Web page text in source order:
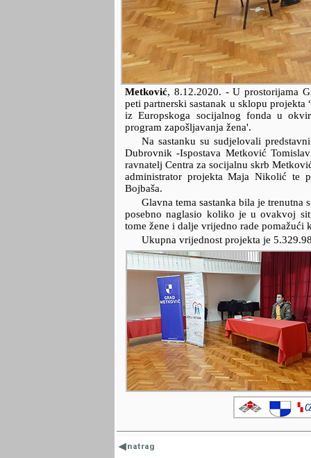
Metković, 8.12.2020. - U prostorijama
peti partnerski sastanak u sklopu
iz Europskoga socijalnog fonda u
program zapošljavanja žena'.
Na sastanku su sudjelovali
Dubrovnik -Ispostava Metković
ravnatelj Centra za socijalnu skrb
administrator projekta Maja Nikolić te
Bojbaša.
Glavna tema sastanka bila je
posebno naglasio koliko je u ovakvoj
tome žene i dalje vrijedno rade pomažući
Ukupna vrijednost projekta je